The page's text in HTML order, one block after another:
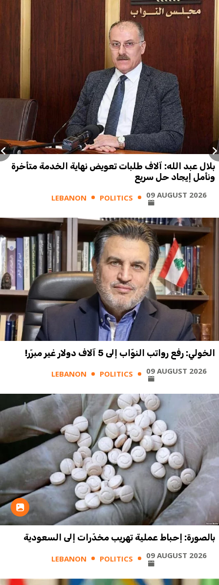
بلال عبد الله: آلاف طلبات تعويض نهاية الخدمة متأخرة
ونأمل إيجاد حل سريع
LEBANON POLITICS 09 AUGUST 2026
الخولي: رفع رواتب النوّاب إلى 5 آلاف دولار غير مبرّر!
LEBANON POLITICS 09 AUGUST 2026
بالصورة: إحباط عملية تهريب مخدّرات إلى السعودية
LEBANON POLITICS 09 AUGUST 2026